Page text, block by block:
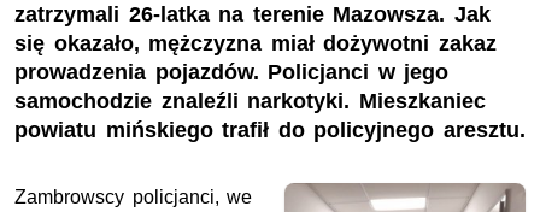
zatrzymali 26-latka na terenie Mazowsza. Jak
się okazało, mężczyzna miał dożywotni zakaz
prowadzenia pojazdów. Policjanci w jego
samochodzie znaleźli narkotyki. Mieszkaniec
powiatu mińskiego trafił do policyjnego aresztu.
Zambrowscy policjanci, we